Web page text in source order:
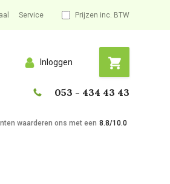
Service Prijzen inc. BTW
Inloggen
053 - 434 43 43
waarderen ons met een 8.8/10.0